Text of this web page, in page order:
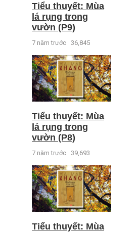
Tiểu thuyết: Mùa
lá rụng trong
vườn (P9)
7 năm trước 36,845
Tiểu thuyết: Mùa
lá rụng trong
vườn (P8)
7 năm trước 39,693
Tiểu thuyết: Mùa